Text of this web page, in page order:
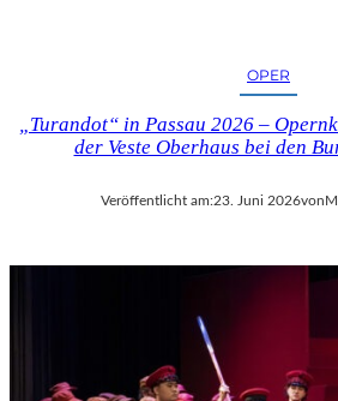
OPER
„Turandot“ in Passau 2026 –
der Veste Oberhaus bei den
Veröffentlicht am:23. Juni 2026von